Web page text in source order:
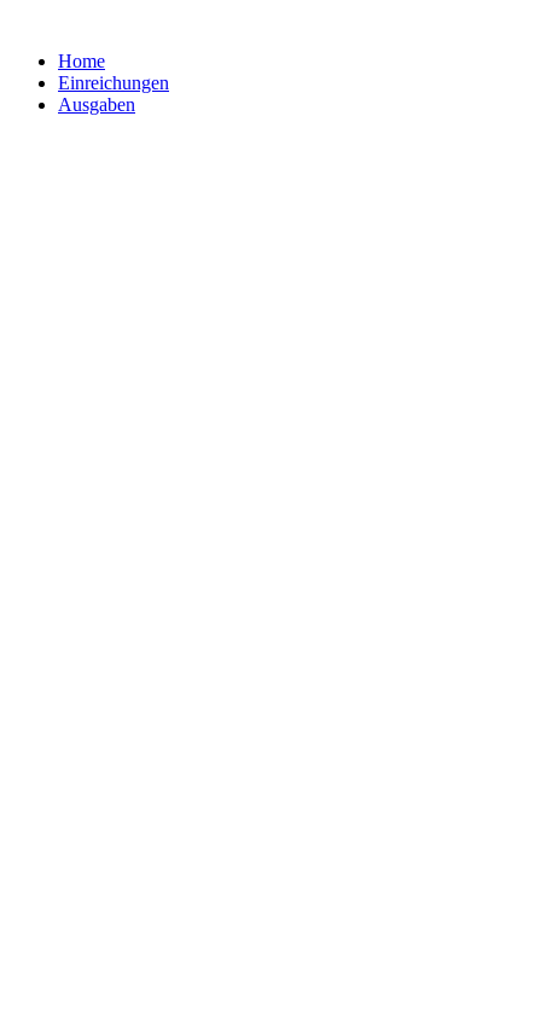
springenHome
Einreichungen
Ausgaben